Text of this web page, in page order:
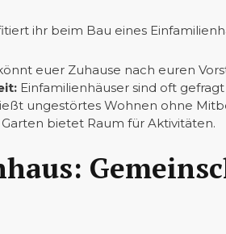
ihr beim Bau eines
euer Zuhause nach euren
Einfamilienhäuser sind oft
ungestörtes Wohnen ohne
bietet Raum für Aktivitäten.